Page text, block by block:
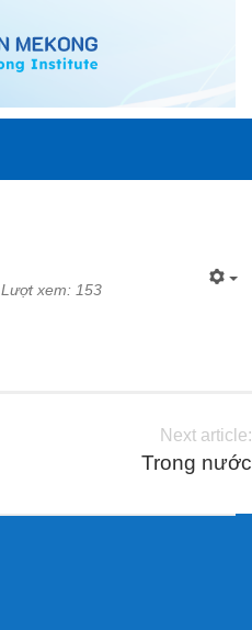
Lượt xem: 153
Next article:
Trong nước